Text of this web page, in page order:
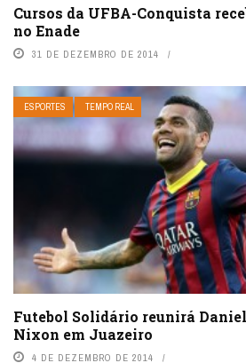
Cursos da UFBA-Conquista
no Enade
31 DE DEZEMBRO DE 2014
ESPORTES TEMPO REAL
Futebol Solidário reunirá
Nixon em Juazeiro
4 DE DEZEMBRO DE 2014